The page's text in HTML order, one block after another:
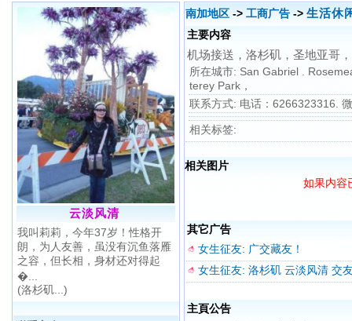
云淡风清
我叫莉莉，今年37岁！性格开
朗，为人友善，虽没有沉鱼落雁
之容，但长相，身材还对得起
�...
(洛杉矶...)
南加地区 -> 工商广告 -> 生活休
主要内容
机场接送，洛杉矶，圣地亚哥
所在城市: San Gabriel .
terey Park，
联系方式: 电话：6266323316.
相关标签:
相关图片
如果内容
其它广告
女生征友: 广交藏友！
女生征友: 洛杉矶 云淡风清 交
主頁公告